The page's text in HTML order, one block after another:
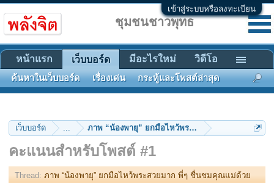
เข้าสู่ระบบหรือลงทะเบียน
เว็บบอร์ด ... ภาพ “น้องพายุ” ยกมือไหว้พระสวยมาก พี่ๆ ชื่นชมคุณ
คะแนนสำหรับโพสต์ #1
Thread: ภาพ “น้องพายุ” ยกมือไหว้พระสวยมาก พี่ๆ ชื่นชมคุณแม่ด้วย
ชุมชนชาวพุทธ
หน้าแรก เว็บบอร์ด
ค้นหาในเว็บบอร์ด เรื่องเด่น กระทู้และโพสต์ล่าสุด
มีอะไรใหม่ วิดีโอ